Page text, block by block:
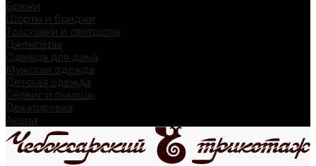
Брюки
Шорты и бриджи
Толстовки и свитшоты
Джемперы
Одежда для дома
Мужская одежда
Детская одежда
Сервис и помощь
Декатировка
Акции